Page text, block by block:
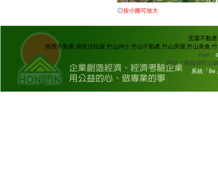
◎按小圖可放大
宏霖不動
南投不動產,南投法拍屋,竹山仲介,竹山不動產,竹山房屋,竹山美食,
mail：
地址：南投縣竹山
系統「8e